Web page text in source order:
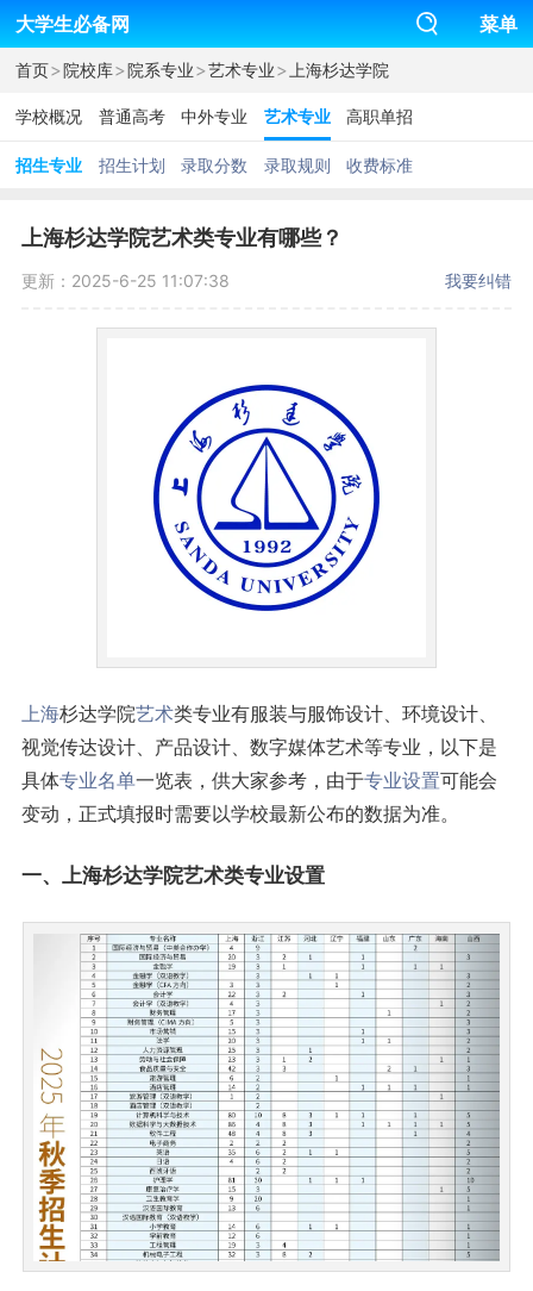
大学生必备网 菜单
首页>院校库>院系专业>艺术专业> 上海杉达学院
学校概况 普通高考 中外专业 艺术专业 高职单招
招生专业 招生计划 录取分数 录取规则 收费标准
上海杉达学院艺术类专业有哪些？
更新：2025-6-25 11:07:38 我要纠错
上海杉达学院艺术类专业有服装与服饰设计、环境设计、
视觉传达设计、产品设计、数字媒体艺术等专业，以下是
具体专业名单一览表，供大家参考，由于专业设置可能会
变动，正式填报时需要以学校最新公布的数据为准。
一、上海杉达学院艺术类专业设置